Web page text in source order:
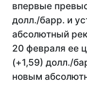
впервые
долл./барр. и
абсолютный
20 февраля ее
(+1,59) долл./
новым